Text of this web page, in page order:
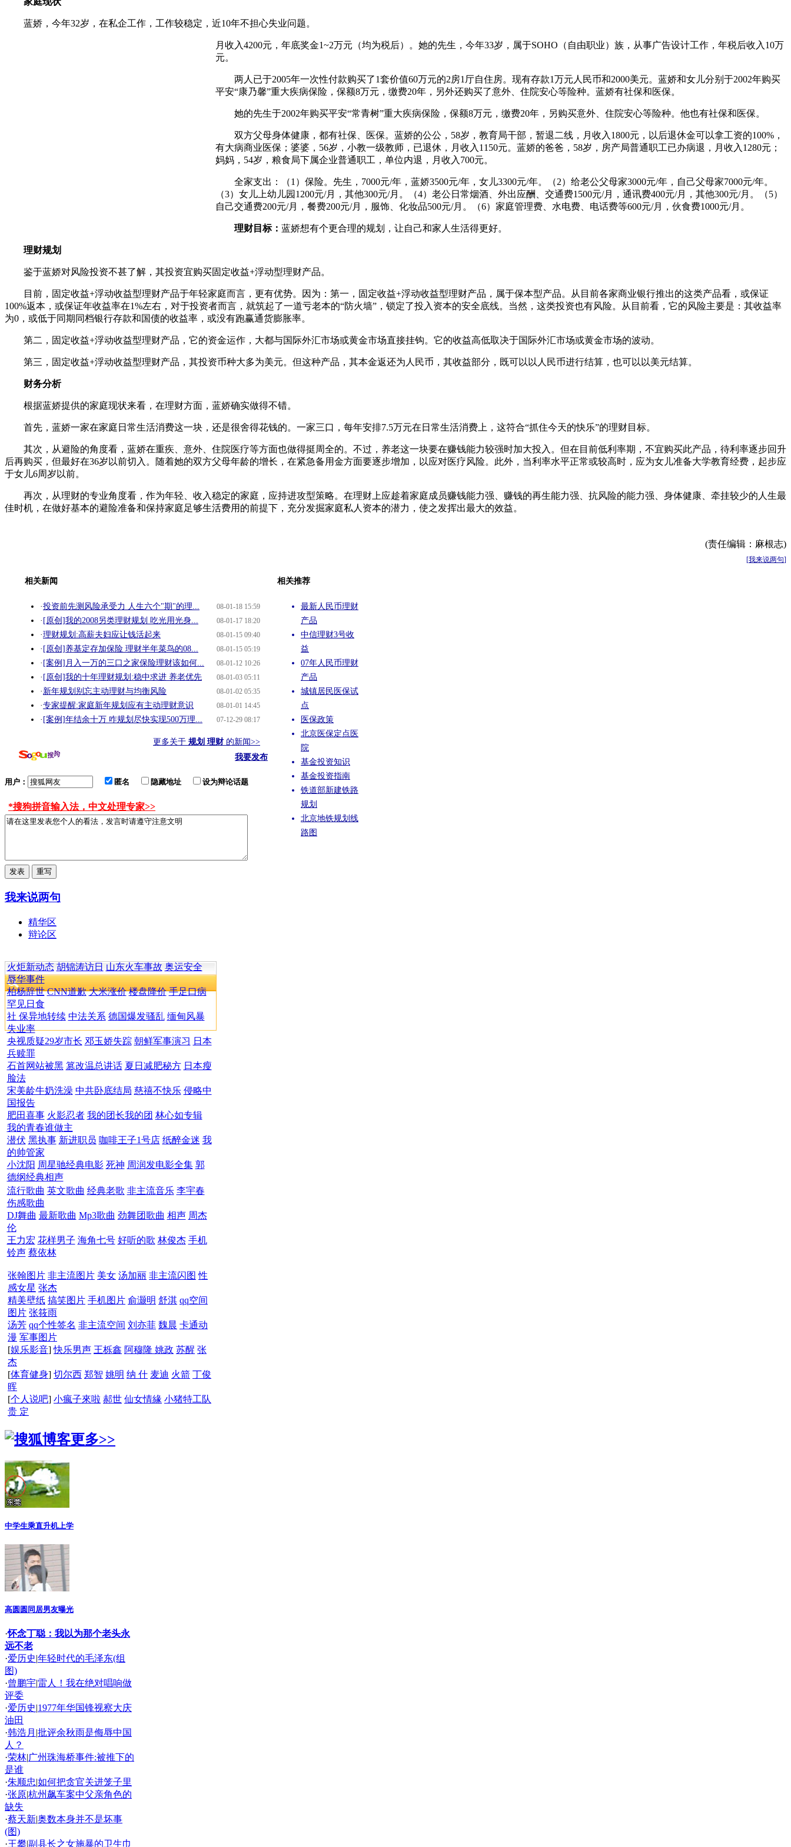
蓝娇，今年32岁，在私企工作，工作较稳定，近10年不担心失业问题。
月收入4200元，年底奖金1~2万元（均为税后）。她的先生，今年33岁，属于SOHO（自由职业）族，从事广告设计工作，年税后收入10万
元。
两人已于2005年一次性付款购买了1套价值60万元的2房1厅自住房。现有存款1万元人民币和2000美元。蓝娇和女儿分别于2002年购买
平安“康乃馨”重大疾病保险，保额8万元，缴费20年，另外还购买了意外、住院安心等险种。蓝娇有社保和医保。
她的先生于2002年购买平安“常青树”重大疾病保险，保额8万元，缴费20年，另购买意外、住院安心等险种。他也有社保和医保。
双方父母身体健康，都有社保、医保。蓝娇的公公，58岁，教育局干部，暂退二线，月收入1800元，以后退休金可以拿工资的100%，
有大病商业医保；婆婆，56岁，小教一级教师，已退休，月收入1150元。蓝娇的爸爸，58岁，房产局普通职工已办病退，月收入1280元；
妈妈，54岁，粮食局下属企业普通职工，单位内退，月收入700元。
全家支出：（1）保险。先生，7000元/年，蓝娇3500元/年，女儿3300元/年。（2）给老公父母家3000元/年，自己父母家7000元/年。
（3）女儿上幼儿园1200元/月，其他300元/月。（4）老公日常烟酒、外出应酬、交通费1500元/月，通讯费400元/月，其他300元/月。（5）
自己交通费200元/月，餐费200元/月，服饰、化妆品500元/月。（6）家庭管理费、水电费、电话费等600元/月，伙食费1000元/月。
理财目标： 蓝娇想有个更合理的规划，让自己和家人生活得更好。
理财规划
鉴于蓝娇对风险投资不甚了解，其投资宜购买固定收益+浮动型理财产品。
目前，固定收益+浮动收益型理财产品于年轻家庭而言，更有优势。因为：第一，固定收益+浮动收益型理财产品，属于保本型产品。从目前各家商业银行推出的这类产品看，或保证
100%返本，或保证年收益率在1%左右，对于投资者而言，就筑起了一道亏老本的“防火墙”，锁定了投入资本的安全底线。当然，这类投资也有风险。从目前看，它的风险主要是：其收益率
为0，或低于同期同档银行存款和国债的收益率，或没有跑赢通货膨胀率。
第二，固定收益+浮动收益型理财产品，它的资金运作，大都与国际外汇市场或黄金市场直接挂钩。它的收益高低取决于国际外汇市场或黄金市场的波动。
第三，固定收益+浮动收益型理财产品，其投资币种大多为美元。但这种产品，其本金返还为人民币，其收益部分，既可以以人民币进行结算，也可以以美元结算。
财务分析
根据蓝娇提供的家庭现状来看，在理财方面，蓝娇确实做得不错。
首先，蓝娇一家在家庭日常生活消费这一块，还是很舍得花钱的。一家三口，每年安排7.5万元在日常生活消费上，这符合“抓住今天的快乐”的理财目标。
其次，从避险的角度看，蓝娇在重疾、意外、住院医疗等方面也做得挺周全的。不过，养老这一块要在赚钱能力较强时加大投入。但在目前低利率期，不宜购买此产品，待利率逐步回升
后再购买，但最好在36岁以前切入。随着她的双方父母年龄的增长，在紧急备用金方面要逐步增加，以应对医疗风险。此外，当利率水平正常或较高时，应为女儿准备大学教育经费，起步应
于女儿6周岁以前。
再次，从理财的专业角度看，作为年轻、收入稳定的家庭，应持进攻型策略。在理财上应趁着家庭成员赚钱能力强、赚钱的再生能力强、抗风险的能力强、身体健康、牵挂较少的人生最
佳时机，在做好基本的避险准备和保持家庭足够生活费用的前提下，充分发掘家庭私人资本的潜力，使之发挥出最大的效益。
(责任编辑：麻根志)
[我来说两句]
相关新闻
08-01-18 15:59
·投资前先测风险承受力 人生六个"期"的理...
08-01-17 18:20
· [原创]我的2008另类理财规划 吃光用光身...
08-01-15 09:40
·理财规划:高薪夫妇应让钱活起来
08-01-15 05:19
· [原创]养基定存加保险 理财半年菜鸟的08...
08-01-12 10:26
· [案例]月入一万的三口之家保险理财该如何...
08-01-03 05:11
· [原创]我的十年理财规划:稳中求进 养老优先
08-01-02 05:35
· 新年规划别忘主动理财与均衡风险
08-01-01 14:45
·专家提醒:家庭新年规划应有主动理财意识
07-12-29 08:17
· [案例]年结余十万 咋规划尽快实现500万理...
更多关于 规划 理财 的新闻>>
相关推荐
最新人民币理财
产品
中信理财3号收
益
07年人民币理财
产品
城镇居民医保试
点
医保政策
北京医保定点医
院
基金投资知识
基金投资指南
铁道部新建铁路
规划
北京地铁规划线
路图
我要发布
用户： 匿名 隐藏地址 设为辩论话题
*搜狗拼音输入法，中文处理专家>>
我来说两句
精华区
辩论区
火炬新动态 胡锦涛访日 山东火车事故 奥运安全
辱华事件
柏杨辞世 CNN道歉 大米涨价 楼盘降价 手足口病
罕见日食
社 保异地转续 中法关系 德国爆发骚乱 缅甸风暴
失业率
央视质疑29岁市长 邓玉娇失踪 朝鲜军事演习 日本
兵赎罪
石首网站被黑 篡改温总讲话 夏日减肥秘方 日本瘦
脸法
宋美龄牛奶洗澡 中共卧底结局 慈禧不快乐 侵略中
国报告
肥田喜事 火影忍者 我的团长我的团 林心如专辑
我的青春谁做主
潜伏 黑执事 新进职员 咖啡王子1号店 纸醉金迷 我
的帅管家
小沈阳 周星驰经典电影 死神 周润发电影全集 郭
德纲经典相声
流行歌曲 英文歌曲 经典老歌 非主流音乐 李宇春
伤感歌曲
DJ舞曲 最新歌曲 Mp3歌曲 劲舞团歌曲 相声 周杰
伦
王力宏 花样男子 海角七号 好听的歌 林俊杰 手机
铃声 蔡依林
张翰图片 非主流图片 美女 汤加丽 非主流闪图 性
感女星 张杰
精美壁纸 搞笑图片 手机图片 俞灏明 舒淇 qq空间
图片 张筱雨
汤芳 qq个性签名 非主流空间 刘亦菲 魏晨 卡通动
漫 军事图片
[娱乐影音]快乐男声 王栎鑫 阿穆隆 姚政 苏醒 张
杰
[体育健身] 切尔西 郑智 姚明 纳 什 麦迪 火箭 丁俊
晖
[个人说吧] 小瘋子來啦 郝世 仙女情緣 小猪特工队
贵 定
更多>>
中学生乘直升机上学
高圆圆同居男友曝光
·怀念丁聪：我以为那个老头永
远不老
·爱历史|年轻时代的毛泽东(组
图)
·曾鹏宇|雷人！我在绝对唱响做
评委
·爱历史|1977年华国锋视察大庆
油田
·韩浩月 |批评余秋雨是侮辱中国
人？
·荣林|广州珠海桥事件:被推下的
是谁
·朱顺忠|如何把贪官关进笼子里
·张原|杭州飙车案中父亲角色的
缺失
·蔡天新|奥数本身并不是坏事
(图)
·王攀|副县长之女施暴的卫生巾